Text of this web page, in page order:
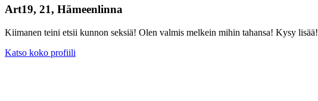
Art19, 21, Hämeenlinna
Kiimanen teini etsii kunnon seksiä! Olen valmis melkein mihin tahansa! Kysy lisää!
Katso koko profiili